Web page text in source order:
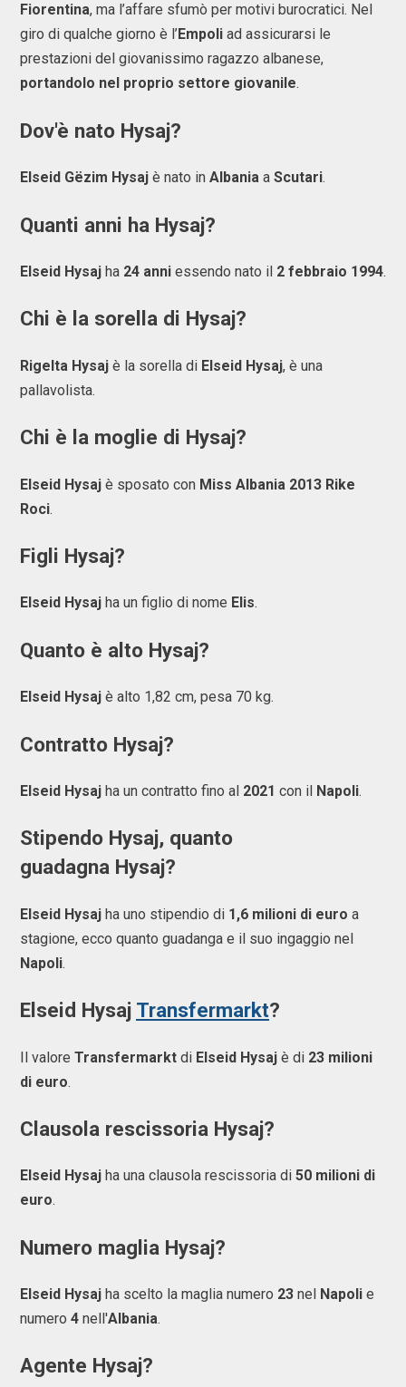
Fiorentina, ma l’affare sfumò per motivi burocratici. Nel
giro di qualche giorno è l’Empoli ad assicurarsi le
prestazioni del giovanissimo ragazzo albanese,
portandolo nel proprio settore giovanile.
Dov'è nato Hysaj?
Elseid Gëzim Hysaj è nato in Albania a Scutari.
Quanti anni ha Hysaj?
Elseid Hysaj ha 24 anni essendo nato il 2 febbraio 1994.
Chi è la sorella di Hysaj?
Rigelta Hysaj è la sorella di Elseid Hysaj, è una
pallavolista.
Chi è la moglie di Hysaj?
Elseid Hysaj è sposato con Miss Albania 2013 Rike
Roci.
Figli Hysaj?
Elseid Hysaj ha un figlio di nome Elis.
Quanto è alto Hysaj?
Elseid Hysaj è alto 1,82 cm, pesa 70 kg.
Contratto Hysaj?
Elseid Hysaj ha un contratto fino al 2021 con il Napoli.
Stipendo Hysaj, quanto
guadagna Hysaj?
Elseid Hysaj ha uno stipendio di 1,6 milioni di euro a
stagione, ecco quanto guadanga e il suo ingaggio nel
Napoli.
Elseid Hysaj Transfermarkt?
Il valore Transfermarkt di Elseid Hysaj è di 23 milioni
di euro.
Clausola rescissoria Hysaj?
Elseid Hysaj ha una clausola rescissoria di 50 milioni di
euro.
Numero maglia Hysaj?
Elseid Hysaj ha scelto la maglia numero 23 nel Napoli e
numero 4 nell'Albania.
Agente Hysaj?